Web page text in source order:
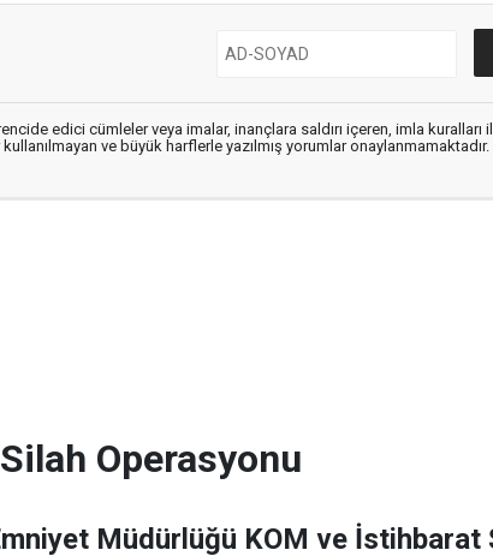
edici cümleler veya imalar, inançlara saldırı içeren, imla kuralları
ve büyük harflerle yazılmış yorumlar onaylanmamaktadır.
Operasyonu
Müdürlüğü KOM ve İstihbarat